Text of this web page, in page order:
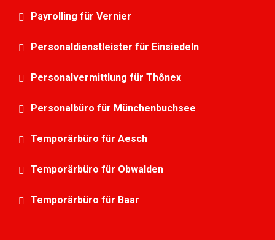
Payrolling für Vernier
Personaldienstleister für Einsiedeln
Personalvermittlung für Thônex
Personalbüro für Münchenbuchsee
Temporärbüro für Aesch
Temporärbüro für Obwalden
Temporärbüro für Baar